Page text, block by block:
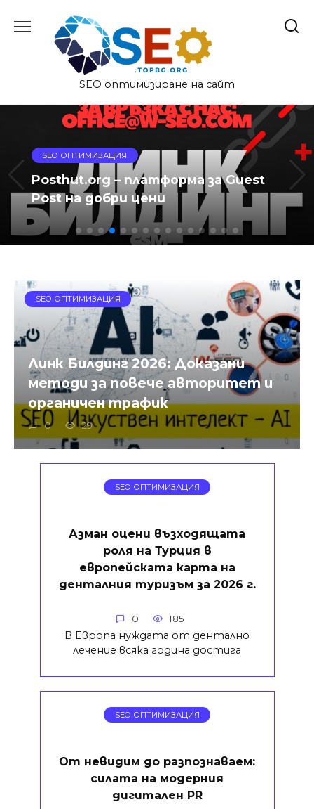
SEO оптимизиране на сайт
SEO ОПТИМИЗАЦИЯ
Posthut.org – платформа за Guest
Post на добри цени
SEO ОПТИМИЗАЦИЯ
Линк Билдинг 2026: Доказани
методи за повече авторитет и
органичен трафик
0 29
SEO ОПТИМИЗАЦИЯ
Азман оцени възходящата
роля на Турция в
европейската карта на
денталния туризъм за 2026 г.
0 185
В Европа нуждата от дентално
лечение всяка година достига
SEO ОПТИМИЗАЦИЯ
От невидим до разпознаваем:
силата на модерния
дигитален PR